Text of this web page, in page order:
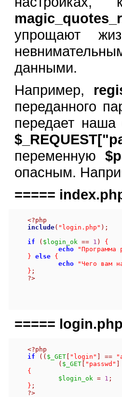
упрощают
данными.
Например,
переданного
передает
переменную
опасным.
=====
<?php
include( "login.php" );
if
( $login_ok == 1 )
{
echo
"Программа
} else {
echo
"Чего вам
} ;
?>
=====
<?php
if
(( $_GET [ "login" ] ==
( $_GET [ "passwd" ]
{
$login_ok = 1 ;
} ;
?>